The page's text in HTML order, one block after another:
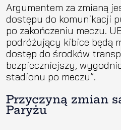
Argumentem za zmianą
dostępu do komunikacji
po zakończeniu meczu.
podróżujący kibice będą
dostęp do środków
bezpieczniejszy,
stadionu po meczu”.
Przyczyną zmian
Paryżu